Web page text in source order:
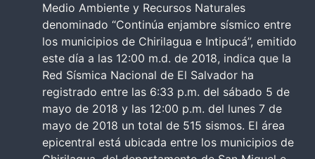
Medio Ambiente y Recursos Naturales
denominado “Continúa enjambre sísmico entre
los municipios de Chirilagua e Intipucá”, emitido
este día a las 12:00 m.d. de 2018, indica que la
Red Sísmica Nacional de El Salvador ha
registrado entre las 6:33 p.m. del sábado 5 de
mayo de 2018 y las 12:00 p.m. del lunes 7 de
mayo de 2018 un total de 515 sismos. El área
epicentral está ubicada entre los municipios de